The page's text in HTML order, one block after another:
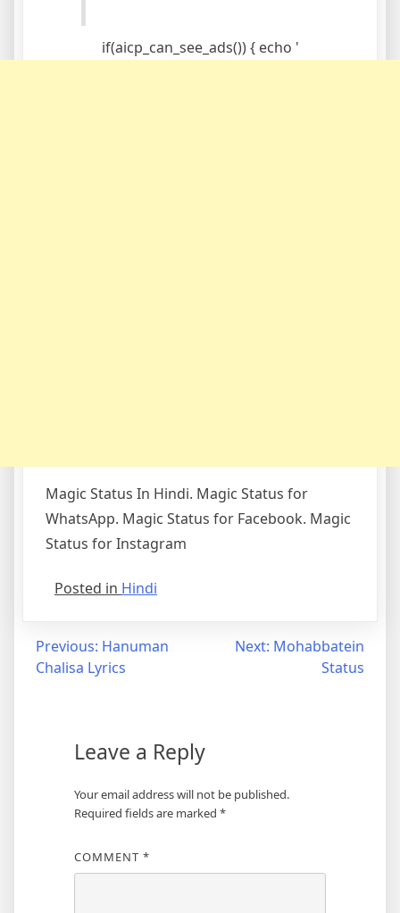
if(aicp_can_see_ads()) { echo '
Magic Status In Hindi. Magic Status for
WhatsApp. Magic Status for Facebook. Magic
Status for Instagram
Posted in Hindi
Post
navigation
Previous: Hanuman
Chalisa Lyrics
Next: Mohabbatein
Status
Leave a Reply
Your email address will not be published.
Required fields are marked *
COMMENT *